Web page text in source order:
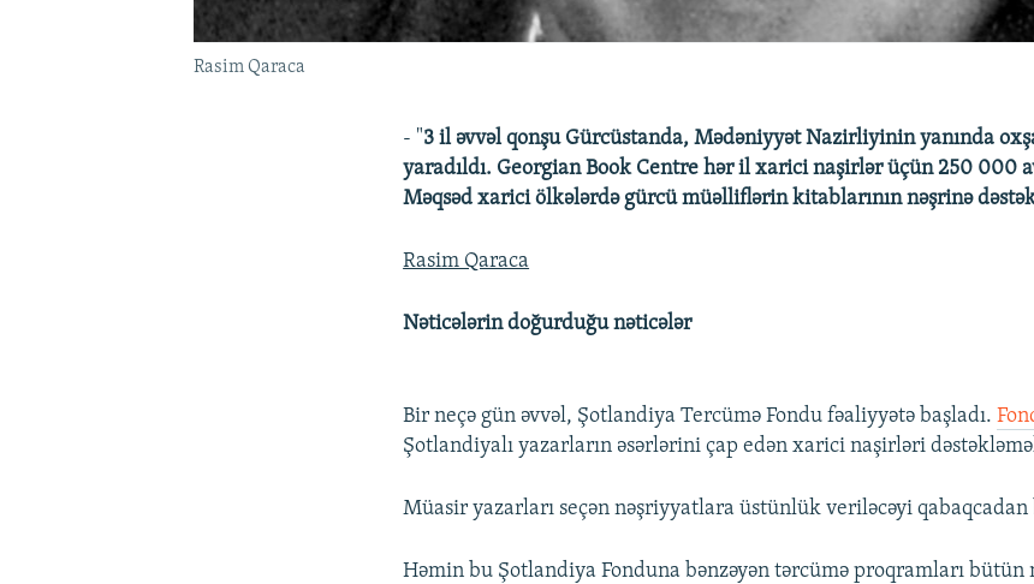
Rasim Qaraca
- "3 il əvvəl qonşu Gürcüstanda, Mədəniyyət Nazirliyinin yanında
yaradıldı. Georgian Book Centre hər il xarici naşirlər üçün 250 000
Məqsəd xarici ölkələrdə gürcü müəlliflərin kitablarının nəşrinə
Rasim Qaraca
Nəticələrin doğurduğu nəticələr
Bir neçə gün əvvəl, Şotlandiya Tercümə Fondu fəaliyyətə başladı.
Şotlandiyalı yazarların əsərlərini çap edən xarici naşirləri
Müasir yazarları seçən nəşriyyatlara üstünlük veriləcəyi
Həmin bu Şotlandiya Fonduna bənzəyən tərcümə proqramları bütün